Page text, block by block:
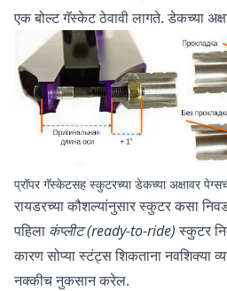
एक बोल्ट गॅस्केट ठेवावी लागते. डेकच्या
प्रॉपर गॅस्केटसह स्कुटरच्या डेकच्या अक्षावर
रायडरच्या कौशल्यांनुसार स्कुटर कसा
पहिला कंप्लीट (ready-to-ride)स्कुटर
कारण सोप्या स्टंट्स शिकताना नवशिक्या
नक्कीच नुकसान करेल.